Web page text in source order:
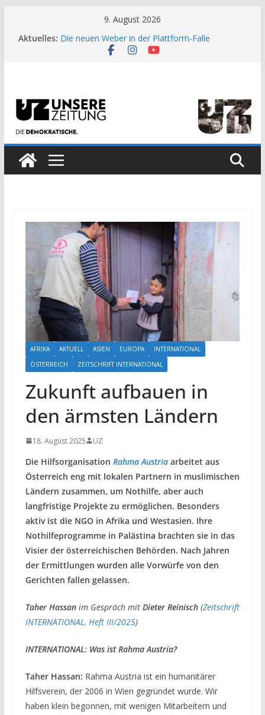
9. August 2026
Aktuelles: Die neuen Weber in der Plattform-Falle
Moment der Woche: Die Heuschrecke
US-Wahl: Arzt aus Detroit besiegt 70-Millionen-
Dollar-Lobby
AFRIKA AKTUELL ASIEN EUROPA
INTERNATIONAL
ÖSTERREICH
ZEITSCHRIFT INTERNATIONAL
Zukunft aufbauen in
den ärmsten Ländern
18. August 2025 UZ
Die Hilfsorganisation Rahma Austriaarbeitet aus
Österreich eng mit lokalen Partnern in muslimischen
Ländern zusammen, um Nothilfe, aber auch
langfristige Projekte zu ermöglichen. Besonders
aktiv ist die NGO in Afrika und Westasien. Ihre
Nothilfeprogramme in Palästina brachten sie in das
Visier der österreichischen Behörden. Nach Jahren
der Ermittlungen wurden alle Vorwürfe von den
Gerichten fallen gelassen.
Taher Hassan im Gespräch mitDieter Reinisch (Zeitschrift
INTERNATIONAL, Heft III/2025)
INTERNATIONAL: Was ist Rahma Austria?
Taher Hassan: Rahma Austria ist ein humanitärer
Hilfsverein, der 2006 in Wien gegründet wurde. Wir
haben klein begonnen, mit wenigen Mitarbeitern und